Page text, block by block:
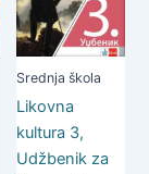
Srednja škola
Likovna
kultura 3,
Udžbenik za